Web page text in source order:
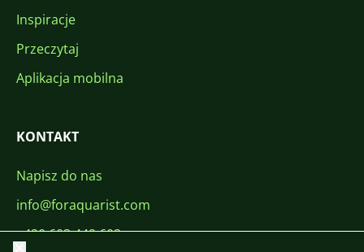
Inspiracje
Przeczytaj
Aplikacja mobilna
KONTAKT
Napisz do nas
info@foraquarist.com
+420 603 449 602